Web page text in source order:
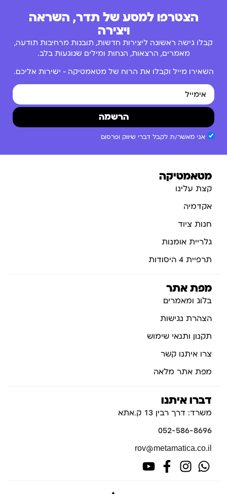
הצטרפו למסע של תדר, השראה
ויצירה
קבלו גישה ראשונה ליצירות חדשות, תובנות מרחיבות תודעה,
מאמרים, הרצאות, הנחות ומילים שנוגעות בלב.
השאירו מייל וקבלו את הרוח של מטאמטיקה – ישירות אליכם.
אני מאשר/ת לקבל דברי שיווק ופרסום
הרשמה
מטאמטיקה
קצת עלינו
אקדמיה
חנות ציוד
גלריית אומנות
תרפיית 4 היסודות
מפת אתר
בלוג ומאמרים
הצהרת נגישות
תקנון ותנאי שימוש
צרו איתנו קשר
מפת אתר מלאה
דברו איתנו
משרד: דרך רבין 13 ק.אתא
052-586-8696
rov@metamatica.co.il